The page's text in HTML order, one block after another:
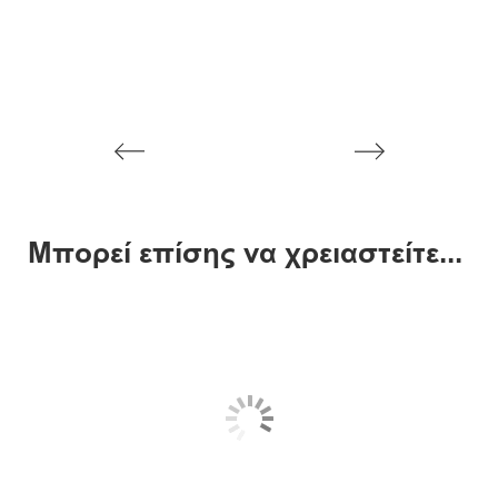
Μπορεί επίσης να χρειαστείτε...